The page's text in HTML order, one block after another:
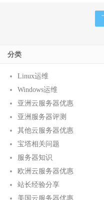
分类
Linux运维
Windows运维
亚洲云服务器优惠
亚洲服务器评测
其他云服务器优惠
宝塔相关问题
服务器知识
欧洲云服务器优惠
站长经验分享
美国云服务器优惠